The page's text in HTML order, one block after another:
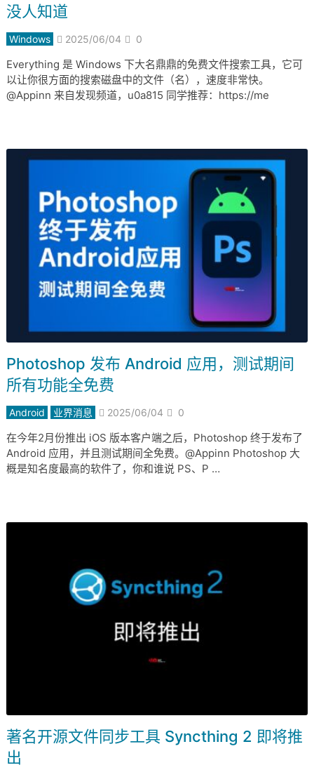
没人知道
Windows 2025/06/04 0
Everything 是 Windows 下大名鼎鼎的免费文件搜索工具，它可
以让你很方面的搜索磁盘中的文件（名），速度非常快。
@Appinn 来自发现频道，u0a815 同学推荐：https://me
Photoshop 发布 Android 应用，测试期间
所有功能全免费
Android 业界消息 2025/06/04 0
在今年2月份推出 iOS 版本客户端之后，Photoshop 终于发布了
Android 应用，并且测试期间全免费。@Appinn Photoshop 大
概是知名度最高的软件了，你和谁说 PS、P …
著名开源文件同步工具 Syncthing 2 即将推
出